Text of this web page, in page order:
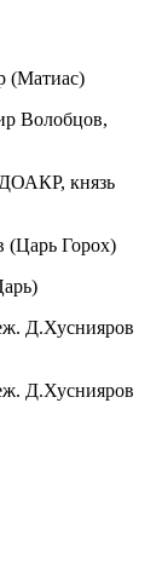
(Матиас)
Волобцов,
князь
(Царь Горох)
Д.Хуснияров
Д.Хуснияров